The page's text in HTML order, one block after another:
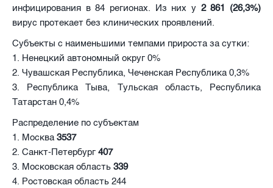
инфицирования в 84 регионах. Из них у 2 861 (26,3%)
вирус протекает без клинических проявлений.
Субъекты с наименьшими темпами прироста за сутки:
1. Ненецкий автономный округ 0%
2. Чувашская Республика, Чеченская Республика 0,3%
3. Республика Тыва, Тульская область, Республика
Татарстан 0,4%
Распределение по субъектам
1. Москва 3537
2. Санкт-Петербург 407
3. Московская область 339
4. Ростовская область 244